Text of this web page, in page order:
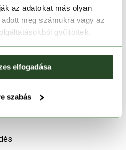
az adatokat más olyan
meg számukra vagy az
gyűjtöttek.
elfogadása
szabás
Mérettáblázat
L XL
teszem
elérhető|